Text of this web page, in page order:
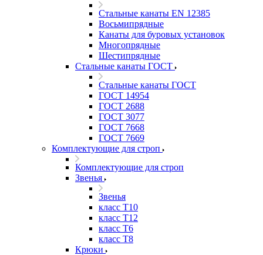
Стальные канаты EN 12385
Восьмипрядные
Канаты для буровых установок
Многопрядные
Шестипрядные
Стальные канаты ГОСТ
Стальные канаты ГОСТ
ГОСТ 14954
ГОСТ 2688
ГОСТ 3077
ГОСТ 7668
ГОСТ 7669
Комплектующие для строп
Комплектующие для строп
Звенья
Звенья
класс Т10
класс Т12
класс Т6
класс Т8
Крюки